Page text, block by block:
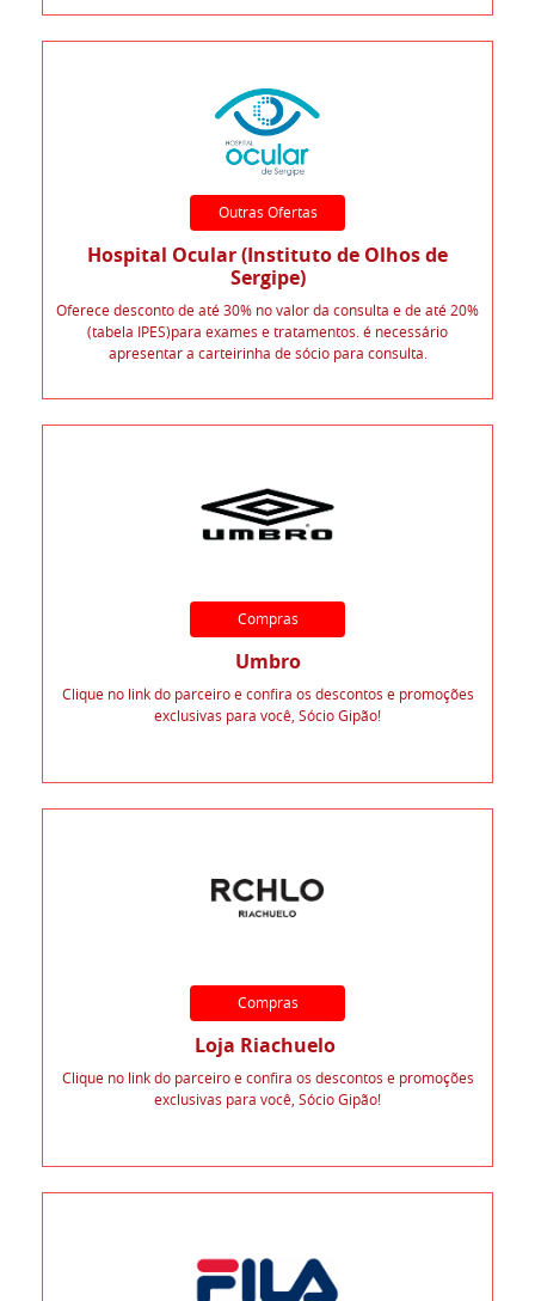
Outras Ofertas
Hospital Ocular (Instituto de Olhos de
Sergipe)
Oferece desconto de até 30% no valor da consulta e de até 20%
(tabela IPES)para exames e tratamentos. é necessário
apresentar a carteirinha de sócio para consulta.
Compras
Umbro
Clique no link do parceiro e confira os descontos e promoções
exclusivas para você, Sócio Gipão!
Compras
Loja Riachuelo
Clique no link do parceiro e confira os descontos e promoções
exclusivas para você, Sócio Gipão!